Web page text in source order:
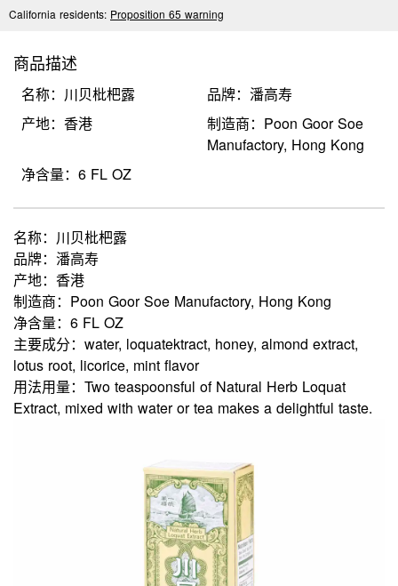
California residents: Proposition 65 warning
商品描述
名称：川贝枇杷露
品牌：潘高寿
产地：香港
制造商：Poon Goor Soe
Manufactory, Hong Kong
净含量：6 FL OZ
名称： 川贝枇杷露
品牌： 潘高寿
产地： 香港
制造商： Poon Goor Soe Manufactory, Hong Kong
净含量： 6 FL OZ
主要成分： water, loquatektract, honey, almond extract,
lotus root, licorice, mint flavor
用法用量： Two teaspoonsful of Natural Herb Loquat
Extract, mixed with water or tea makes a delightful taste.